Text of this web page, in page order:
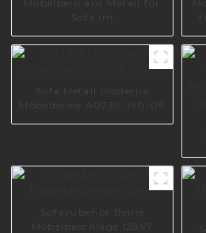
Möbelbein aus Metall für
Sofa im
Sofa Metall moderne
Möbelbeine A0739-190-09
Sofazubehör Beine
Möbelbeschläge I2897